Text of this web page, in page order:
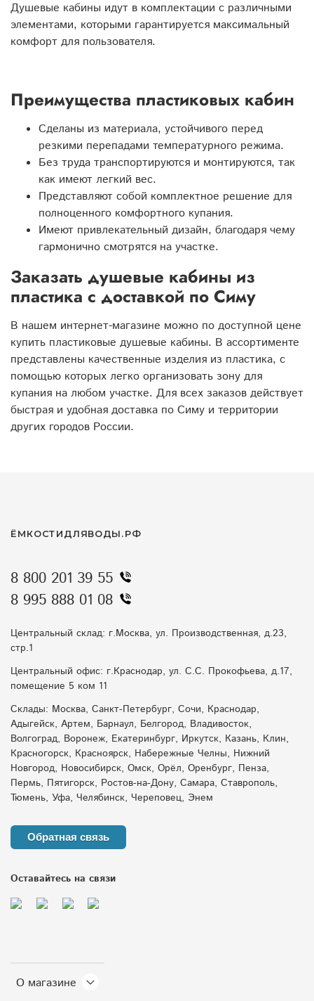
Душевые кабины идут в комплектации с различными
элементами, которыми гарантируется максимальный
комфорт для пользователя.
Преимущества пластиковых кабин
Сделаны из материала, устойчивого перед
резкими перепадами температурного режима.
Без труда транспортируются и монтируются, так
как имеют легкий вес.
Представляют собой комплектное решение для
полноценного комфортного купания.
Имеют привлекательный дизайн, благодаря чему
гармонично смотрятся на участке.
Заказать душевые кабины из
пластика с доставкой по Симу
В нашем интернет-магазине можно по доступной цене
купить пластиковые душевые кабины. В ассортименте
представлены качественные изделия из пластика, с
помощью которых легко организовать зону для
купания на любом участке. Для всех заказов действует
быстрая и удобная доставка по Симу и территории
других городов России.
О магазине
ЁМКОСТИДЛЯВОДЫ.РФ
8 800 201 39 55
8 995 888 01 08
Центральный склад: г.Москва, ул. Производственная, д.23,
стр.1
Центральный офис: г.Краснодар, ул. С.С. Прокофьева, д.17,
помещение 5 ком 11
Склады: Москва, Санкт-Петербург, Сочи, Краснодар,
Адыгейск, Артем, Барнаул, Белгород, Владивосток,
Волгоград, Воронеж, Екатеринбург, Иркутск, Казань, Клин,
Красногорск, Красноярск, Набережные Челны, Нижний
Новгород, Новосибирск, Омск, Орёл, Оренбург, Пенза,
Пермь, Пятигорск, Ростов-на-Дону, Самара, Ставрополь,
Тюмень, Уфа, Челябинск, Череповец, Энем
Обратная связь
Оставайтесь на связи